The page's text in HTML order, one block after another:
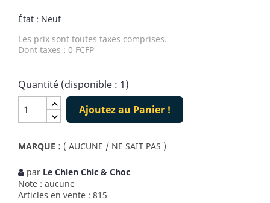
État : Neuf
Les prix sont toutes taxes comprises.
Dont taxes : 0 FCFP
Quantité (disponible : 1)
Ajoutez au Panier !
MARQUE : ( AUCUNE / NE SAIT PAS )
par Le Chien Chic & Choc
Note : aucune
Articles en vente : 815